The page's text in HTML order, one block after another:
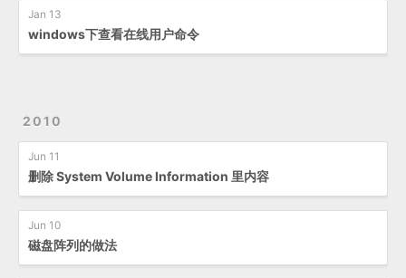
Jan 13
windows下查看在线用户命令
2010
Jun 11
删除 System Volume Information 里内容
Jun 10
磁盘阵列的做法